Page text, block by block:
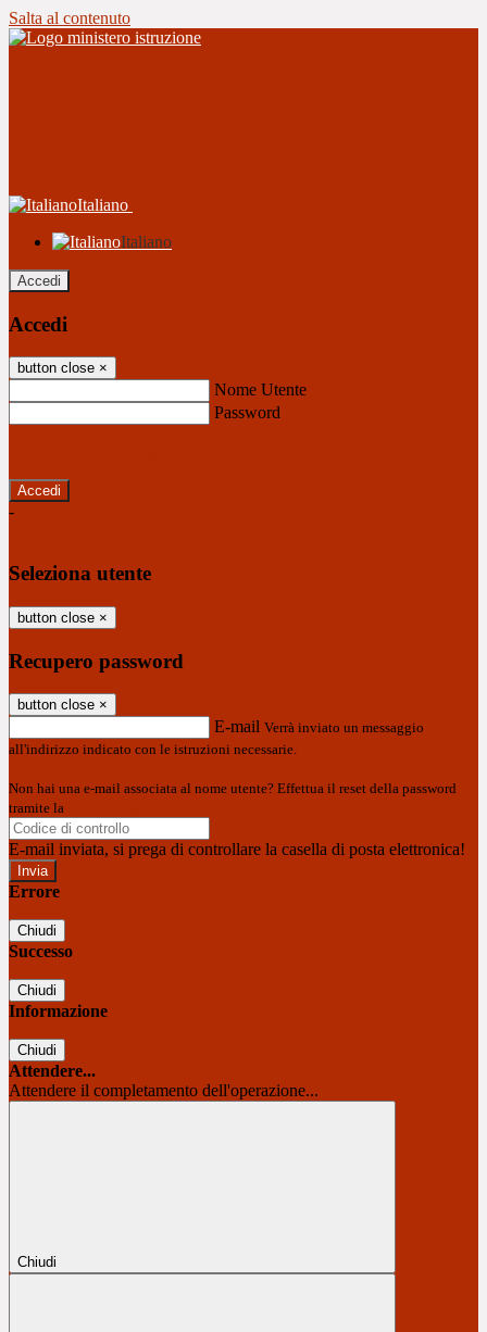
Salta al contenuto
Italiano
Italiano
Accedi
Accedi
button close ×
Nome Utente
Password
-
Seleziona utente
button close ×
Recupero password
button close ×
E-mail Verrà inviato un messaggio
all'indirizzo indicato con le istruzioni necessarie.
Non hai una e-mail associata al nome utente? Effettua il reset della password
tramite la
E-mail inviata, si prega di controllare la casella di posta elettronica!
Errore
Chiudi
Successo
Chiudi
Informazione
Chiudi
Attendere...
Attendere il completamento dell'operazione...
Chiudi